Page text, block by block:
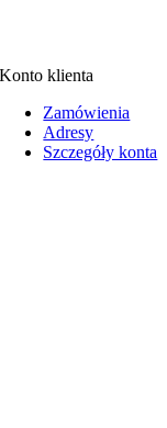
Konto klienta
Zamówienia
Adresy
Szczegóły konta